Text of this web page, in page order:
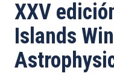
XXV
Islands